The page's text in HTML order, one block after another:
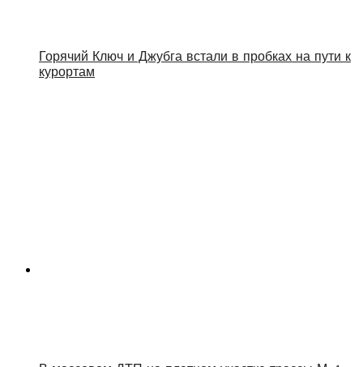
Горячий Ключ и Джубга встали в пробках на пути к
курортам